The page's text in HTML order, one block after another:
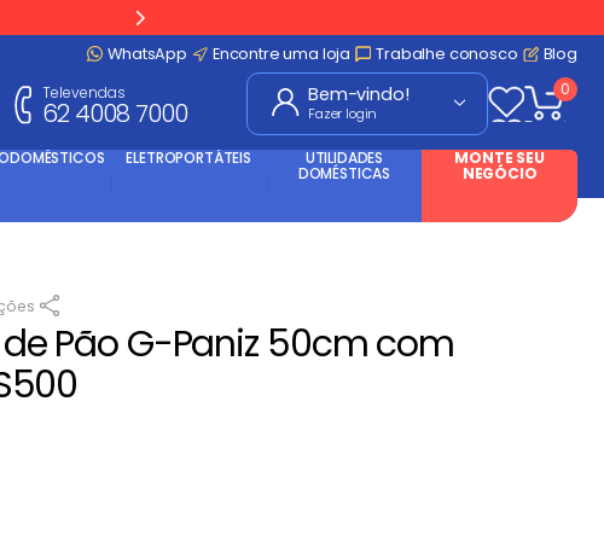
WhatsApp
Encontre uma loja Trabalhe conosco Blog
Televendas
62 4008 7000 Fazer login
0
ELETROPORTÁTEIS UTILIDADES
DOMÉSTICAS
MONTE SEU
NEGÓCIO
Pão G-Paniz 50cm com